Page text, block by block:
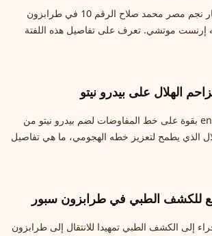
في خطوة فريدة، يختار نجم مصر محمد صلاح الرقم 10 في طرابزون
إرنست موتشي. تعرف على تفاصيل هذه اللفتة
الهلال على بيدرو نيتو
مانشستر سيتي يenter بقوة على خط المفاوضات لضم بيدرو نيتو من
الذي يطمح لتعزيز خطه الهجومي، ما هي تفاصيل
للكشف الطبي في طرابزون سبور
إلى الكشف الطبي تمهيدا للانتقال إلى طرابزون